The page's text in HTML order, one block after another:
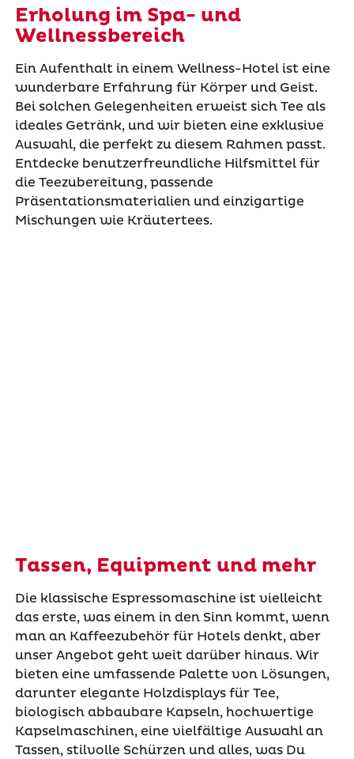
Erholung im Spa- und
Wellnessbereich
Ein Aufenthalt in einem Wellness-Hotel ist eine
wunderbare Erfahrung für Körper und Geist.
Bei solchen Gelegenheiten erweist sich Tee als
ideales Getränk, und wir bieten eine exklusive
Auswahl, die perfekt zu diesem Rahmen passt.
Entdecke benutzerfreundliche Hilfsmittel für
die Teezubereitung, passende
Präsentationsmaterialien und einzigartige
Mischungen wie Kräutertees.
Tassen, Equipment und mehr
Die klassische Espressomaschine ist vielleicht
das erste, was einem in den Sinn kommt, wenn
man an Kaffeezubehör für Hotels denkt, aber
unser Angebot geht weit darüber hinaus. Wir
bieten eine umfassende Palette von Lösungen,
darunter elegante Holzdisplays für Tee,
biologisch abbaubare Kapseln, hochwertige
Kapselmaschinen, eine vielfältige Auswahl an
Tassen, stilvolle Schürzen und alles, was Du